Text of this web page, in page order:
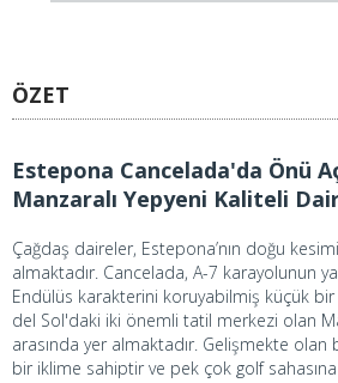
ÖZET
Estepona Cancelada'da Önü
Manzaralı Yepyeni Kaliteli
Çağdaş daireler, Estepona’nın doğu
almaktadır. Cancelada, A-7 karayolunun
Endülüs karakterini koruyabilmiş küçük
del Sol'daki iki önemli tatil merkezi olan
arasında yer almaktadır. Gelişmekte olan
bir iklime sahiptir ve pek çok golf